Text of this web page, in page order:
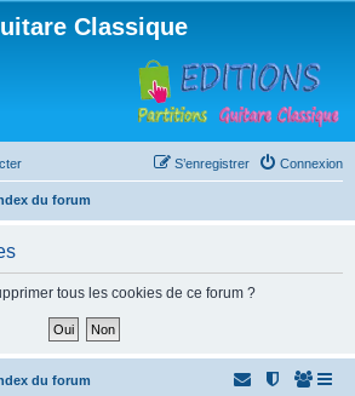
Classique
Connexion
S’enregistrer
du forum
tous les cookies de ce forum ?
du forum